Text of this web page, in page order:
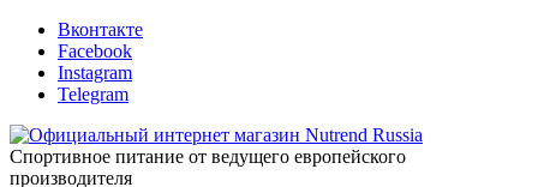
Вконтакте
Facebook
Instagram
Telegram
Спортивное питание от ведущего европейского
производителя